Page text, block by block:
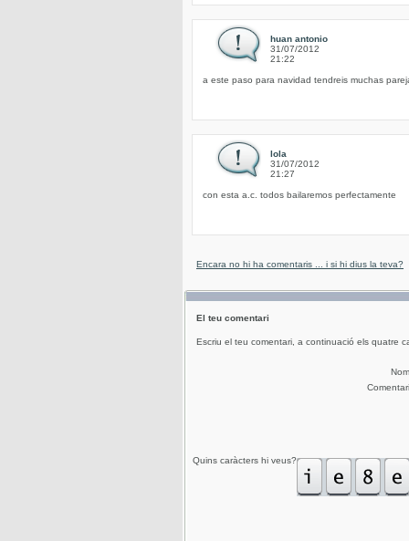
huan antonio
31/07/2012
21:22
a este paso para navidad tendreis muchas
lola
31/07/2012
21:27
con esta a.c. todos bailaremos perfectamente
Encara no hi ha comentaris ... i si hi dius la teva?
El teu comentari
Escriu el teu comentari, a continuació els quatre
Nom
Comentari
Quins caràcters hi veus?